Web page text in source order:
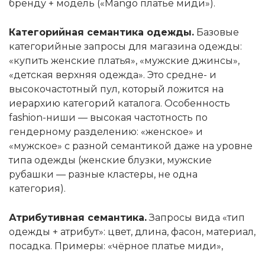
бренду + модель («Mango платье миди»).
Категорийная семантика одежды. Базовые
категорийные запросы для магазина одежды:
«купить женские платья», «мужские джинсы»,
«детская верхняя одежда». Это средне- и
высокочастотный пул, который ложится на
иерархию категорий каталога. Особенность
fashion-ниши — высокая частотность по
гендерному разделению: «женское» и
«мужское» с разной семантикой даже на уровне
типа одежды (женские блузки, мужские
рубашки — разные кластеры, не одна
категория).
Атрибутивная семантика.Запросы вида «тип
одежды + атрибут»: цвет, длина, фасон, материал,
посадка. Примеры: «чёрное платье миди»,